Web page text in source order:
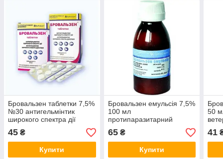
Бровальзен таблетки 7,5%
№30 антигельмінтик
широкого спектра дії
45 ₴
Купити
Бровальзен емульсія 7,5%
100 мл
протипаразитарний
ветеринарний препарат
65₴
Купити
50
41